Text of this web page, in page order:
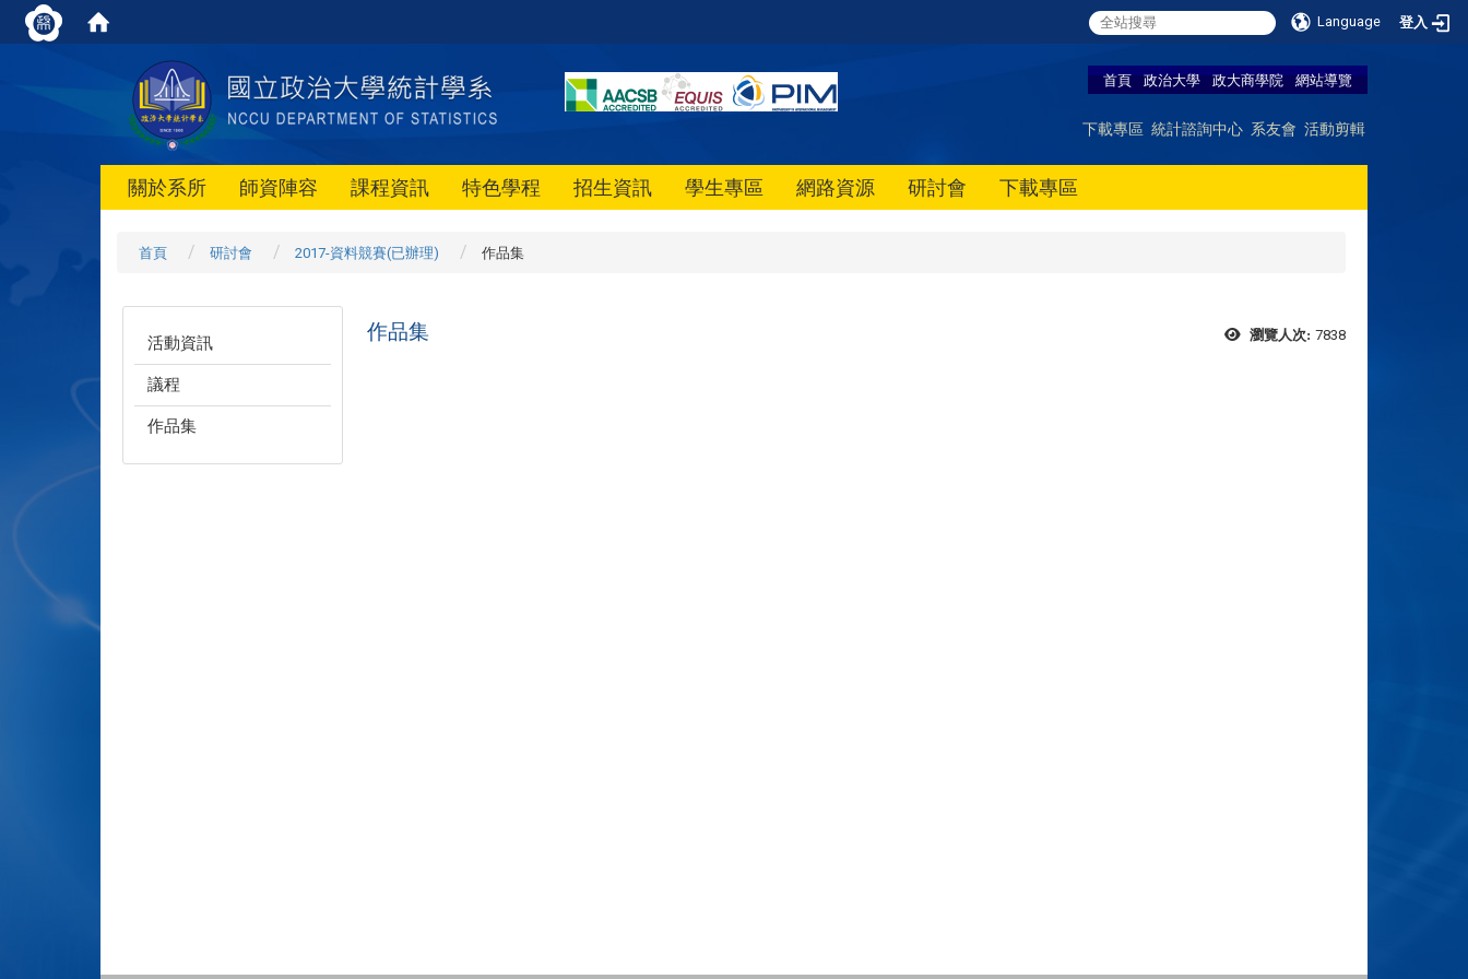
Language 登入
首頁 政治大學 政大商學院 網站導覽
下載專區 統計諮詢中心 系友會 活動剪輯
關於系所 師資陣容 課程資訊 特色學程 招生資訊 學生專區 網路資源 研討會 下載專區
首頁 研討會 2017-資料競賽(已辦理) 作品集
活動資訊
議程
作品集
瀏覽人次: 7838
作品集